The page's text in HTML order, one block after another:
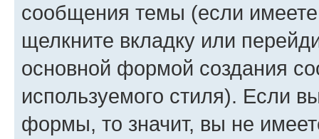
сообщения темы (если
щелкните вкладку или
основной формой создания
используемого стиля). Если
формы, то значит, вы не